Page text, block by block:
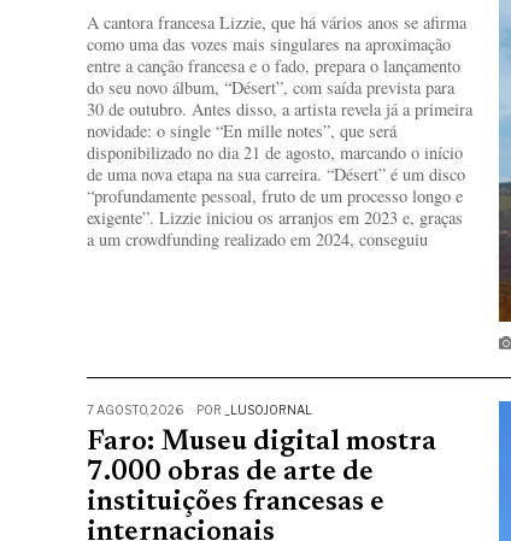
A cantora francesa Lizzie, que há vários anos se afirma
como uma das vozes mais singulares na aproximação
entre a canção francesa e o fado, prepara o lançamento
do seu novo álbum, “Désert”, com saída prevista para
30 de outubro. Antes disso, a artista revela já a primeira
novidade: o single “En mille notes”, que será
disponibilizado no dia 21 de agosto, marcando o início
de uma nova etapa na sua carreira. “Désert” é um disco
“profundamente pessoal, fruto de um processo longo e
exigente”. Lizzie iniciou os arranjos em 2023 e, graças
a um crowdfunding realizado em 2024, conseguiu
7 AGOSTO, 2026 POR _LUSOJORNAL
Faro: Museu digital mostra
7.000 obras de arte de
instituições francesas e
internacionais